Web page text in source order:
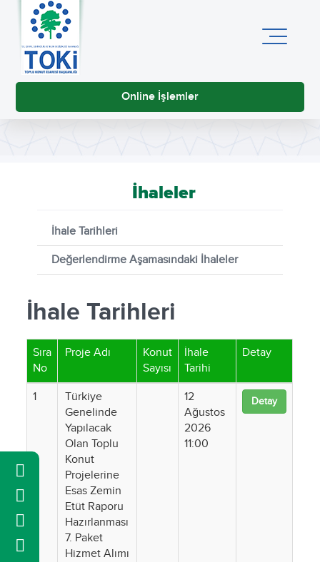
Online İşlemler
İhaleler
İhale Tarihleri
Değerlendirme Aşamasındaki İhaleler
İhale Tarihleri
Sıra
No
Proje Adı
Konut
Sayısı
İhale
Tarihi
Detay
1
Türkiye
Genelinde
Yapılacak
Olan Toplu
Konut
Projelerine
Esas Zemin
Etüt Raporu
Hazırlanması
7. Paket
Hizmet Alımı
12
Ağustos
2026
11:00
Detay